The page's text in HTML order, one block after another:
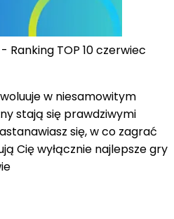
TOP 10 czerwiec
w niesamowitym
stają się prawdziwymi
się, w co zagrać
Cię wyłącznie najlepsze gry